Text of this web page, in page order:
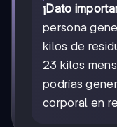
¡Dato
persona
kilos de
23 kilos
podrías
corporal en